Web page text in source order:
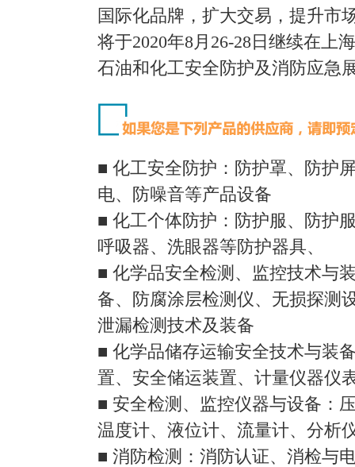
国际化品牌，扩大交易，提升市
将于2020年8月26-28日继续在上
石油和化工安全防护及消防应急
■ 化工安全防护：防护罩、防护
电、防噪音等产品设备
■ 化工个体防护：防护服、防护
呼吸器、洗眼器等防护器具、
■ 化学品安全检测、监控技术与
备、防腐涂层检测仪、无损探测
泄漏检测技术及装备
■ 化学品储存运输安全技术与装
置、安全储运装置、计量仪器仪
■ 安全检测、监控仪器与设备：
温度计、液位计、流量计、分析
■ 消防检测：消防认证、消检与